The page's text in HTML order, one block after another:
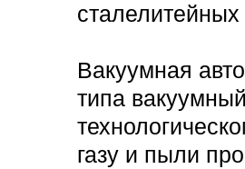
Вакуумная
типа
газу и пыли